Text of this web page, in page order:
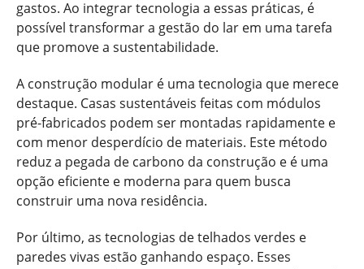
gastos. Ao integrar tecnologia a essas práticas, é
possível transformar a gestão do lar em uma tarefa
que promove a sustentabilidade.
A construção modular é uma tecnologia que merece
destaque. Casas sustentáveis feitas com módulos
pré-fabricados podem ser montadas rapidamente e
com menor desperdício de materiais. Este método
reduz a pegada de carbono da construção e é uma
opção eficiente e moderna para quem busca
construir uma nova residência.
Por último, as tecnologias de telhados verdes e
paredes vivas estão ganhando espaço. Esses